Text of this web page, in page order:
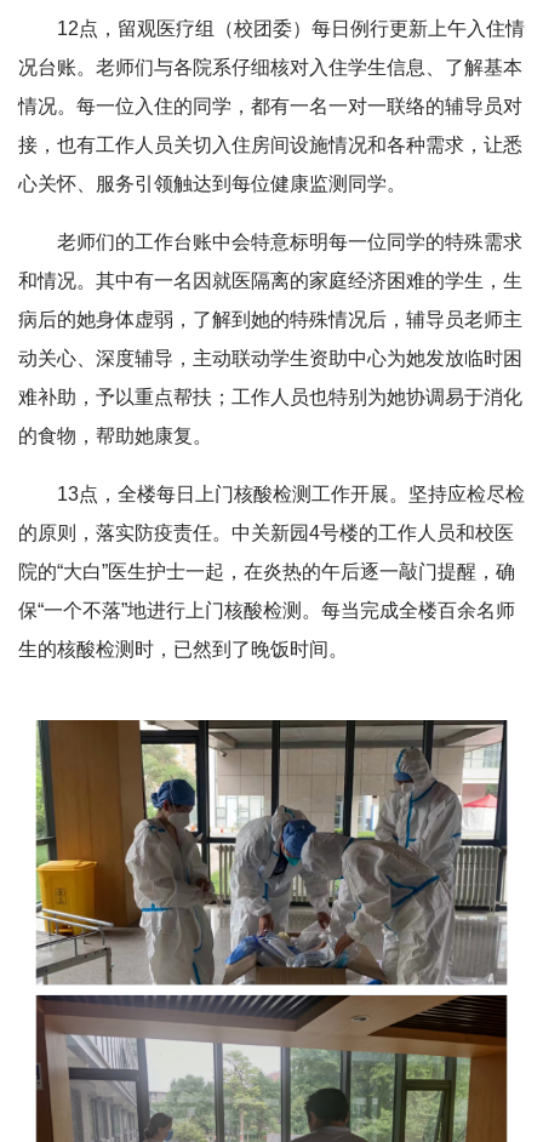
12点，留观医疗组（校团委）每日例行更新上午入住情
况台账。老师们与各院系仔细核对入住学生信息、了解基本
情况。每一位入住的同学，都有一名一对一联络的辅导员对
接，也有工作人员关切入住房间设施情况和各种需求，让悉
心关怀、服务引领触达到每位健康监测同学。
老师们的工作台账中会特意标明每一位同学的特殊需求
和情况。其中有一名因就医隔离的家庭经济困难的学生，生
病后的她身体虚弱，了解到她的特殊情况后，辅导员老师主
动关心、深度辅导，主动联动学生资助中心为她发放临时困
难补助，予以重点帮扶；工作人员也特别为她协调易于消化
的食物，帮助她康复。
13点，全楼每日上门核酸检测工作开展。坚持应检尽检
的原则，落实防疫责任。中关新园4号楼的工作人员和校医
院的“大白”医生护士一起，在炎热的午后逐一敲门提醒，确
保“一个不落”地进行上门核酸检测。每当完成全楼百余名师
生的核酸检测时，已然到了晚饭时间。